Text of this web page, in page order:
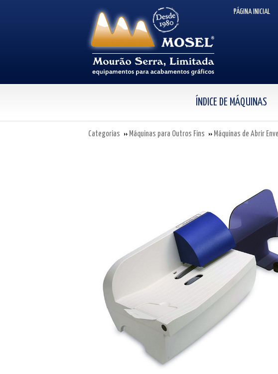
PÁGINA INICIAL
ÍNDICE DE MÁQUINAS
Categorias Máquinas para Outros Fins Máquinas de Abrir